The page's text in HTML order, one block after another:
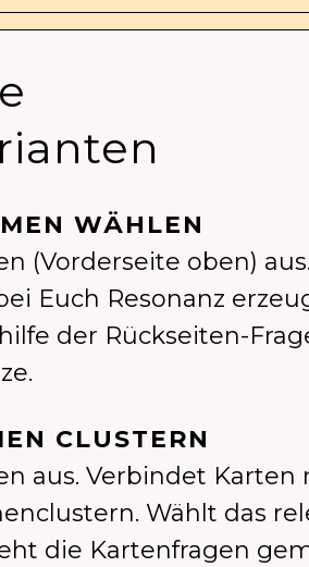
WÄHLEN
(Vorderseite oben)
Euch Resonanz
der Rückseiten-
CLUSTERN
aus. Verbindet
Wählt das
die Kartenfragen